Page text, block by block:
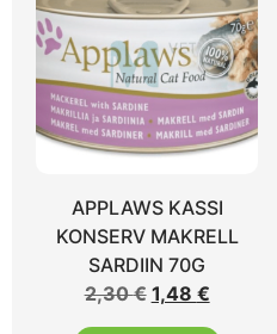
APPLAWS KASSI
KONSERV MAKRELL
SARDIIN 70G
2,30€ 1,48 €